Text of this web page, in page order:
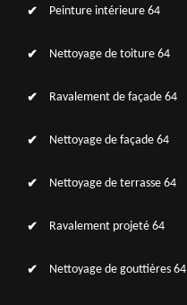
Peinture intérieure 64
Nettoyage de toiture 64
Ravalement de façade 64
Nettoyage de façade 64
Nettoyage de terrasse 64
Ravalement projeté 64
Nettoyage de gouttières 64